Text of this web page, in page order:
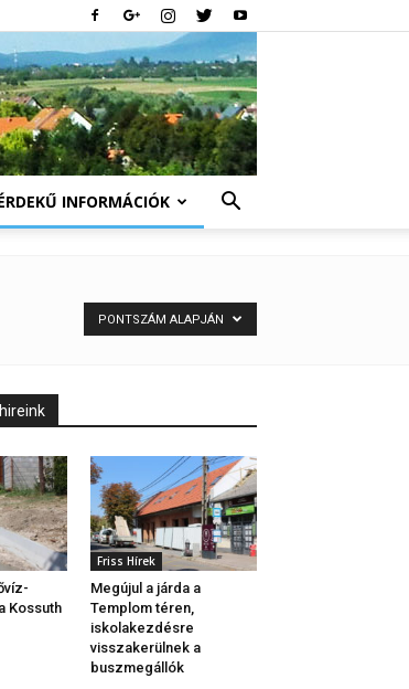
INFORMÁCIÓK
PONTSZÁM ALAPJÁN
Kossuth
Friss Hírek
Megújul a járda a
Templom téren,
iskolakezdésre
visszakerülnek a
buszmegállók